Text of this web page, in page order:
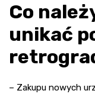
Co
unikać
– Zakupu nowych